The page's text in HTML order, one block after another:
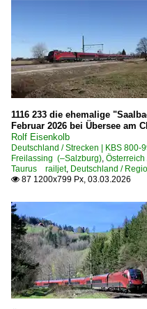
Strecke
Strecke Tulln – St.
Strecke Unzmarkt –
Strecke Wels –
Strecke Wien
Strecke Wien West
Strecke Wien –
Unternehmen
City Air Terminal
Österreichische
Raab-Oedenburg-
1116 233 die ehemalige
Februar 2026 bei Übersee am
Rolf Eisenkolb
Deutschland / Strecken | KBS
Freilassing (–Salzburg),
Taurus railjet, Deutschland /
 87 1200x799 Px, 03.03.2026